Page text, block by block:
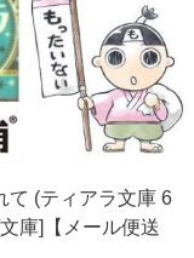
て (ティアラ文庫 6
庫]【メール便送